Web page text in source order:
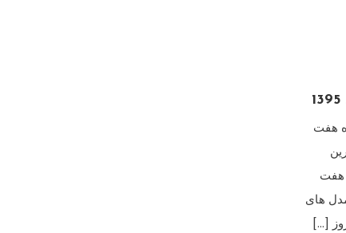
تزیین سفره هفت
هفت
سین 95, سفره هفت سین سال95, مدل های
[…]